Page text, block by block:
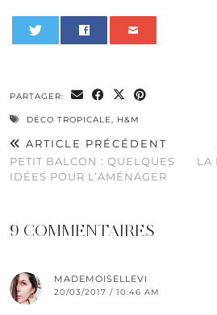
PARTAGER:
DÉCO TROPICALE, H&M
ARTICLE PRÉCÉDENT
PETIT BALCON : QUELQUES
IDÉES POUR L’AMÉNAGER
LA
9 COMMENTAIRES
MADEMOISELLEVI
20/03/2017 / 10:46 AM